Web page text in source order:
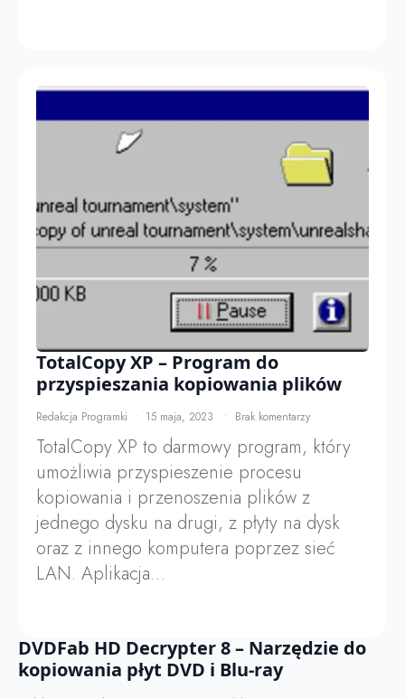
TotalCopy XP – Program do
przyspieszania kopiowania plików
Redakcja Programki 15 maja, 2023 Brak komentarzy
TotalCopy XP to darmowy program, który
umożliwia przyspieszenie procesu
kopiowania i przenoszenia plików z
jednego dysku na drugi, z płyty na dysk
oraz z innego komputera poprzez sieć
LAN. Aplikacja…
DVDFab HD Decrypter 8 – Narzędzie do
kopiowania płyt DVD i Blu-ray